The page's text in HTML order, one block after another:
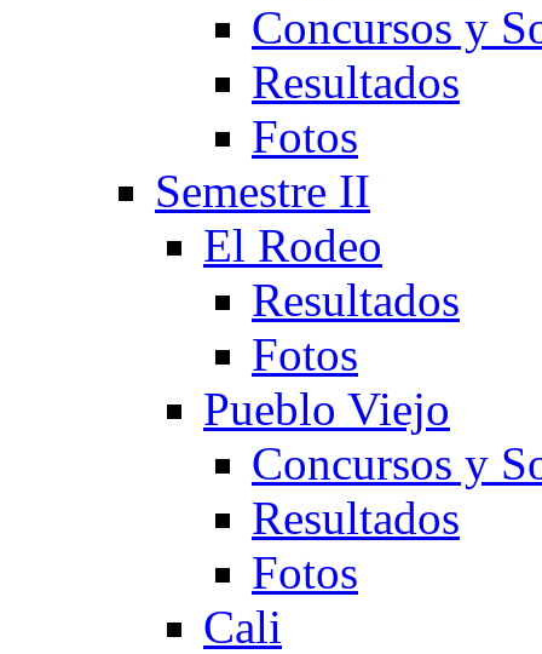
Concursos y
Resultados
Fotos
Semestre II
El Rodeo
Resultados
Fotos
Pueblo Viejo
Concursos y
Resultados
Fotos
Cali